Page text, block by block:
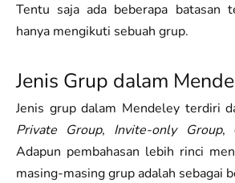
Tentu saja ada beberapa batasan
hanya mengikuti sebuah grup.
Jenis Grup dalam
Jenis grup dalam Mendeley terdiri
Private Group, Invite-only Group,
Adapun pembahasan lebih rinci
masing-masing grup adalah sebagai